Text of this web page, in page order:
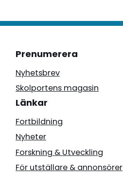
Prenumerera
Nyhetsbrev
Skolportens magasin
Länkar
Fortbildning
Nyheter
Forskning & Utveckling
För utställare & annonsörer